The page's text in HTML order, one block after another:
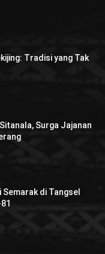
Tradisi yang Tak
Surga Jajanan
di Tangsel